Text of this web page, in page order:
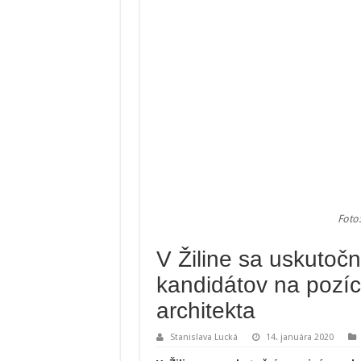
V Žiline sa
kandidátov na
architekta
Stanislava Lucká 14. januára 2020